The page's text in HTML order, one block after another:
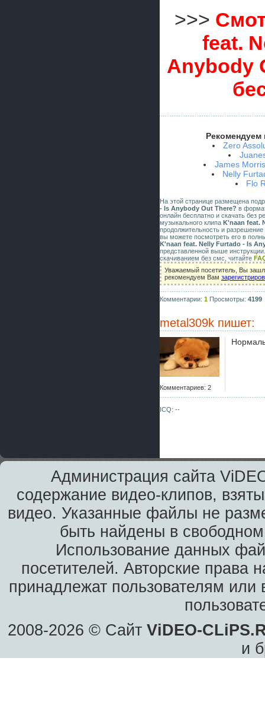
>>>
feat.
Anybody
Рекомендуем
Zero
James
Nelly
Flo
На этой странице размещена
- Is Anybody Out There? в
онлайн бесплатно и скачать без
музыкального клипа K'naan feat.
продолжительность и
вы можете посмотреть его в
K'naan feat. Nelly Furtado - Is
представленной выше
скачиванием без смс, читайте
Уважаемый посетитель, Вы
рекомендуем Вам
Комментарии: 1 Просмотры: 4199
metal309k пишет:
Комментариев: 2
ICQ: --
Администрация сайта
содержание видео-клипов,
видео. Указанные файлы не
быть найдены в
Использование данных
посетителей. Авторские права
принадлежат пользователям или
2008-2026 © Сайт ViDEO-
и